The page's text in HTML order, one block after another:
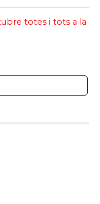
totes i tots a la